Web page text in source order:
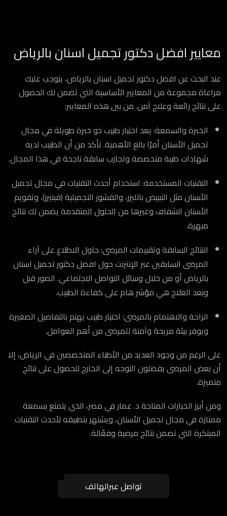
معايير افضل دكتور تجميل اسنان بالرياض
عند البحث عن افضل دكتور تجميل اسنان بالرياض، يتوجب عليك
مراعاة مجموعة من المعايير الأساسية التي تضمن لك الحصول
على نتائج رائعة وعلاج آمن. من بين هذه المعايير:
الخبرة والسمعة: يعد اختيار طبيب ذو خبرة طويلة في مجال
تجميل الأسنان أمرًا بالغ الأهمية. تأكد من أن الطبيب لديه
شهادات طبية متخصصة وتجارب سابقة ناجحة في هذا المجال.
التقنيات المستخدمة: استخدام أحدث التقنيات في مجال تجميل
الأسنان مثل التبييض بالليزر، والقشور التجميلية (فينيرز)، وتقويم
الأسنان الشفاف وغيرها من الحلول المتقدمة يضمن لك نتائج
مبهرة.
النتائج السابقة وتقييمات المرضى: حاول الاطلاع على آراء
المرضى السابقين عبر الإنترنت حول افضل دكتور تجميل اسنان
بالرياض أو من خلال وسائل التواصل الاجتماعي. الصور قبل
وبعد العلاج هي مؤشر هام على كفاءة الطبيب.
الراحة والاهتمام بالمرضى: اختيار طبيب يهتم بالتفاصيل الصغيرة
ويوفر بيئة مريحة وآمنة للمرضى من أهم العوامل.
على الرغم من وجود العديد من الأطباء المتخصصين في الرياض، إلا
أن بعض المرضى يفضلون التوجه إلى الخارج للحصول على نتائج
متميزة.
ومن أبرز الخيارات المتاحة د. عمار في مصر، الذي يتمتع بسمعة
ممتازة في مجال تجميل الأسنان، ويشتهر بتطبيقه لأحدث التقنيات
المبتكرة التي تضمن نتائج مرضية وفعّالة.
تواصل عبرالهاتف